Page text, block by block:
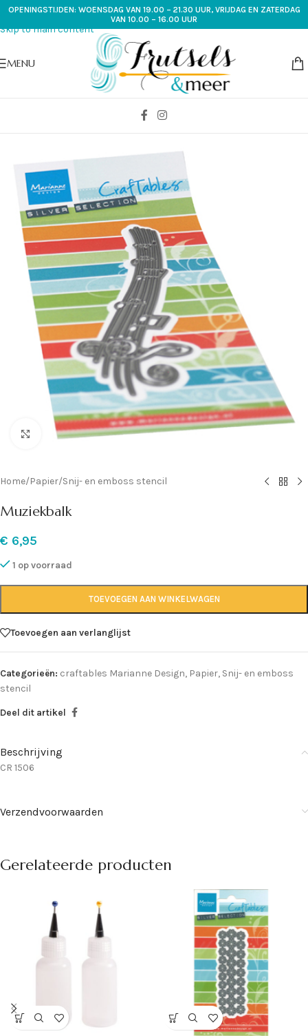
Skip to navigation
Skip to main content
OPENINGSTIJDEN: WOENSDAG VAN 19.00 – 21.30 UUR, VRIJDAG EN ZATERDAG
VAN 10.00 – 16.00 UUR
MENU
Klik om te vergroten
Home/Papier/Snij- en emboss stencil
Muziekbalk
€ 6,95
1 op voorraad
TOEVOEGEN AAN WINKELWAGEN
Toevoegen aan verlanglijst
Categorieën: craftables Marianne Design, Papier, Snij- en emboss
stencil
Deel dit artikel
Beschrijving
CR 1506
Verzendvoorwaarden
Gerelateerde producten